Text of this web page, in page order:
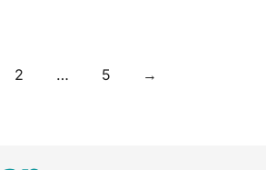
2 … 5 →